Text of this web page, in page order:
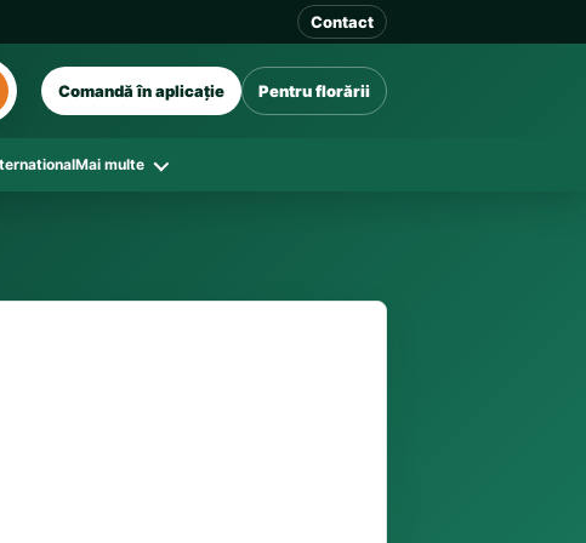
Contact
Comandă în aplicație Pentru florării
Mai multe